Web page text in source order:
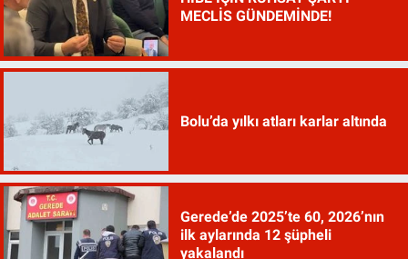
MECLİS GÜNDEMİNDE!
Bolu’da yılkı atları karlar altında
Gerede’de 2025’te 60, 2026’nın
ilk aylarında 12 şüpheli
yakalandı